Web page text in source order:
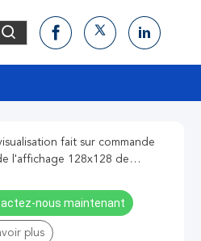
fait sur commande
l'affichage 128x128 de
nous maintenant
plus